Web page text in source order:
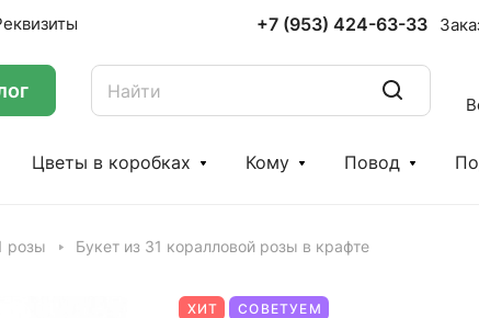
+7 (953) 424-63-33
Цветы в коробках Кому Повод
розы Букет из 31 коралловой розы в крафте
ХИТ СОВЕТУЕМ